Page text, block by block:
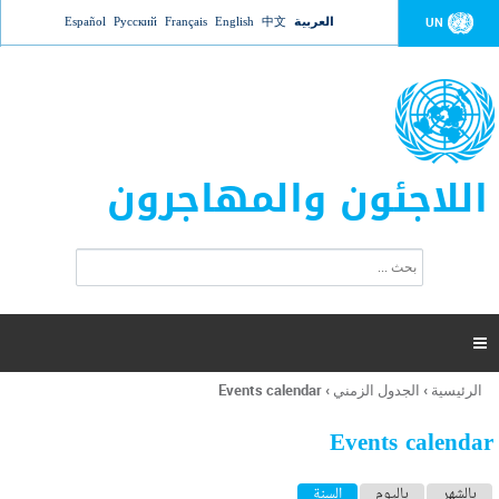
Jump to navigation UN العربية 中文
English
Français
Русский
Español
اللاجئون والمهاجرون
ت
ر
ل
ح
ب

أنت
هنا
الرئيسية › الجدول الزمني ›
Events calendar
Events calendar